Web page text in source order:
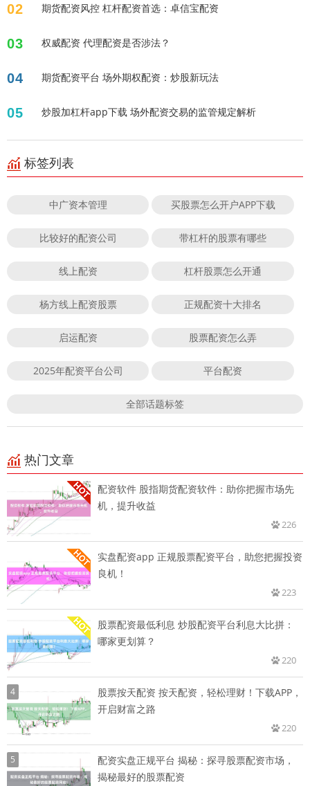
02 期货配资风控 杠杆配资首选：卓信宝配资
03 权威配资 代理配资是否涉法？
04 期货配资平台 场外期权配资：炒股新玩法
05 炒股加杠杆app下载 场外配资交易的监管规定解析
标签列表
中广资本管理 买股票怎么开户APP下载
比较好的配资公司 带杠杆的股票有哪些
线上配资 杠杆股票怎么开通
杨方线上配资股票 正规配资十大排名
启运配资 股票配资怎么弄
2025年配资平台公司 平台配资
全部话题标签
热门文章
配资软件 股指期货配资软件：助你把握市场先
机，提升收益
226
实盘配资app 正规股票配资平台，助您把握投资
良机！
223
股票配资最低利息 炒股配资平台利息大比拼：
哪家更划算？
220
4
股票按天配资 按天配资，轻松理财！下载APP，
开启财富之路
220
5
配资实盘正规平台 揭秘：探寻股票配资市场，
揭秘最好的股票配资